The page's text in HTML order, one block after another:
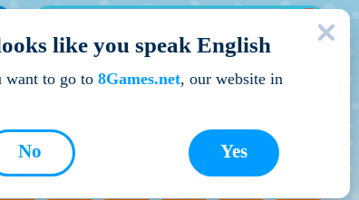
Кращі ігри
like you speak English
want to go to 8Games.net, our website in
Yes
No